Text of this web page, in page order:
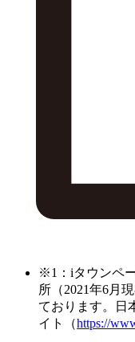
※1：iタウンペ
所（2021年6月
ております。日
イト（https://